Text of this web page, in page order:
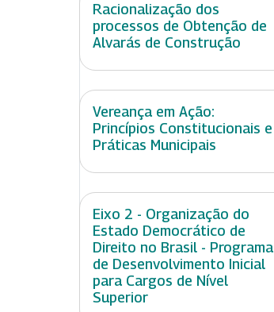
Racionalização dos
processos de Obtenção de
Alvarás de Construção
Vereança em Ação:
Princípios Constitucionais e
Práticas Municipais
Eixo 2 - Organização do
Estado Democrático de
Direito no Brasil - Programa
de Desenvolvimento Inicial
para Cargos de Nível
Superior